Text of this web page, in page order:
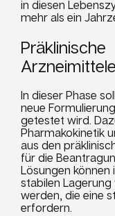
in diesen
mehr als ein
Präklinische
In dieser Phase
neue
getestet wird.
Pharmakokinetik
aus den
für die
Lösungen können
stabilen
werden, die eine
erfordern.